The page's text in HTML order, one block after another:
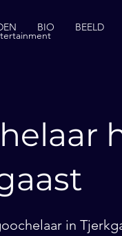
BIO BEELD
in